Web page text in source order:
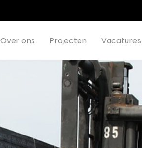
Over ons Projecten Vacatures